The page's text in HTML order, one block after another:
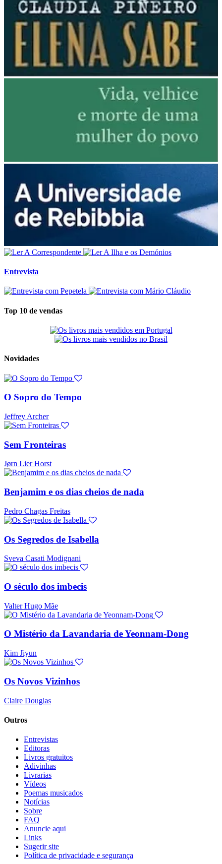
Entrevista
Top 10 de vendas
Novidades
O Sopro do Tempo
Jeffrey Archer
Sem Fronteiras
Jørn Lier Horst
Benjamim e os dias cheios de nada
Pedro Chagas Freitas
Os Segredos de Isabella
Sveva Casati Modignani
O século dos imbecis
Valter Hugo Mãe
O Mistério da Lavandaria de Yeonnam-Dong
Kim Jiyun
Os Novos Vizinhos
Claire Douglas
Outros
Entrevistas
Editoras
Livros gratuitos
Adivinhas
Livrarias
Vídeos
Poemas musicados
Notícias
Sobre
FAQ
Anuncie aqui
Links
Sugerir site
Política de privacidade e segurança